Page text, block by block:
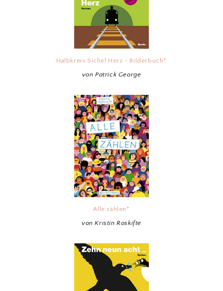
Halbkreis Sichel Herz - Bilderbuch*
von Patrick George
Alle zählen*
von Kristin Roskifte